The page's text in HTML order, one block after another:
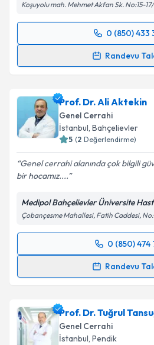
Takvim
Koşuyolu mah. Mehmet Akfan Sk. No:15-
0 (850) 433
Randevu
Randevu Takvimi Talebi
takvim hazırlandığında e-
E-posta Adresiniz
'ni okudum ve
kapsamda işlenmesini
Takvim
Prof. Dr. Ali Aktekin
Genel Cerrahi
İstanbul, Bahçelievler
5 (2 Değerlendirme)
Genel cerrahi alanında çok bilgili
bir hocamız....
Medipol Bahçelievler Üniversite
Çobançesme Mahallesi, Fatih Caddesi,
0 (850) 474
Randevu
Randevu Takvimi Talebi
takvim hazırlandığında e-
E-posta Adresiniz
Prof. Dr. Tuğrul
Genel Cerrahi
İstanbul, Pendik